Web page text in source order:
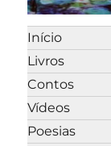
Início
Livros
Contos
Vídeos
Poesias